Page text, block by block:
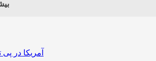
آمریکا در پی توقیف ۲۵ میلیون دلار رمزارز حاصل از